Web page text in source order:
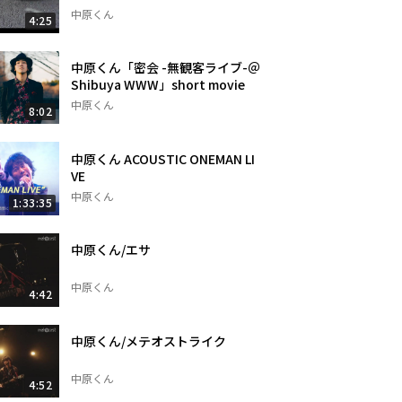
4:25 中原くん
8:02
中原くん「密会 -無観客ライブ-＠
Shibuya WWW」short movie
中原くん
1:33:35
中原くん ACOUSTIC ONEMAN LI
VE
中原くん
4:42
中原くん/エサ
中原くん
4:52
中原くん/メテオストライク
中原くん